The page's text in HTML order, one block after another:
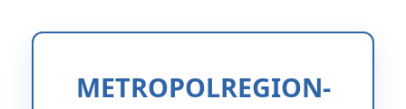
METROPOLREGION-